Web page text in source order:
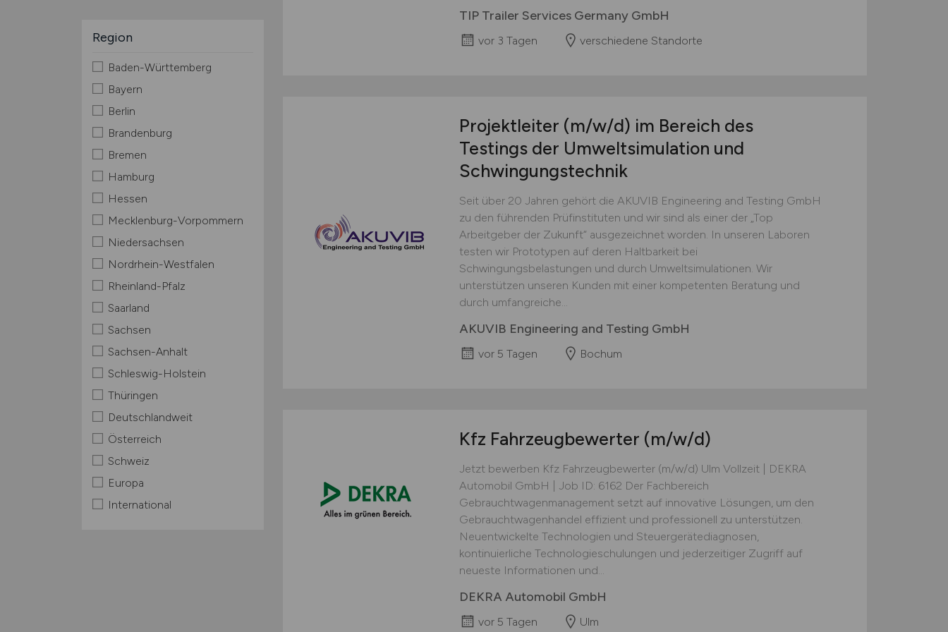
Region
Baden-Württemberg
Bayern
Berlin
Brandenburg
Bremen
Hamburg
Hessen
Mecklenburg-Vorpommern
Niedersachsen
Nordrhein-Westfalen
Rheinland-Pfalz
Saarland
Sachsen
Sachsen-Anhalt
Schleswig-Holstein
Thüringen
Deutschlandweit
Österreich
Schweiz
Europa
International
TIP Trailer Services Germany GmbH
vor 3 Tagen verschiedene Standorte
Projektleiter (m/w/d) im Bereich des
Testings der Umweltsimulation und
Schwingungstechnik
Seit über 20 Jahren gehört die AKUVIB Engineering and Testing GmbH
zu den führenden Prüfinstituten und wir sind als einer der „Top
Arbeitgeber der Zukunft“ ausgezeichnet worden. In unseren Laboren
testen wir Prototypen auf deren Haltbarkeit bei
Schwingungsbelastungen und durch Umweltsimulationen. Wir
unterstützen unseren Kunden mit einer kompetenten Beratung und
durch umfangreiche...
AKUVIB Engineering and Testing GmbH
vor 5 Tagen Bochum
Kfz Fahrzeugbewerter (m/w/d)
Jetzt bewerben Kfz Fahrzeugbewerter (m/w/d) Ulm Vollzeit | DEKRA
Automobil GmbH | Job ID: 6162 Der Fachbereich
Gebrauchtwagenmanagement setzt auf innovative Lösungen, um den
Gebrauchtwagenhandel effizient und professionell zu unterstützen.
Neuentwickelte Technologien und Steuergerätediagnosen,
kontinuierliche Technologieschulungen und jederzeitiger Zugriff auf
neueste Informationen und...
DEKRA Automobil GmbH
vor 5 Tagen Ulm